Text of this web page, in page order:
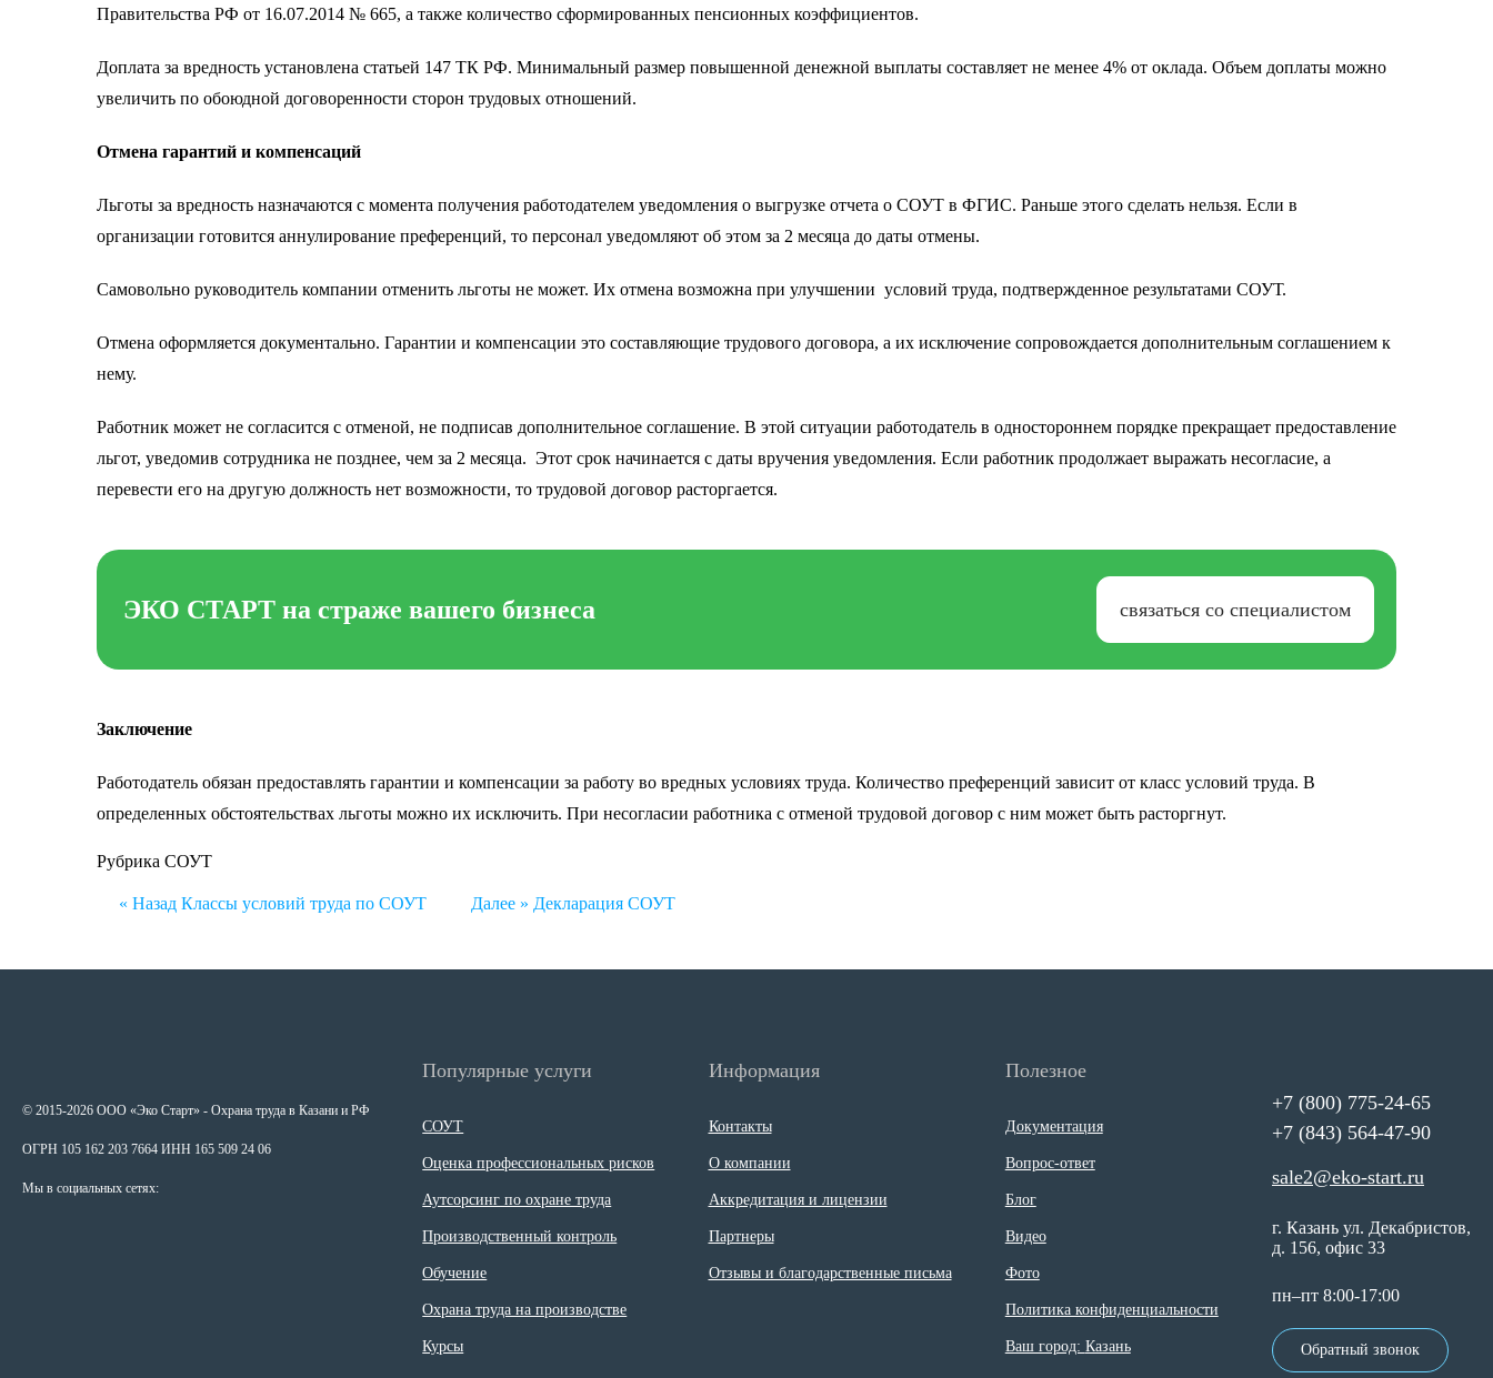
Правительства РФ от 16.07.2014 № 665, а также количество сформированных пенсионных коэффициентов.
Доплата за вредность установлена статьей 147 ТК РФ. Минимальный размер повышенной денежной выплаты составляет не менее 4% от оклада. Объем доплаты можно
увеличить по обоюдной договоренности сторон трудовых отношений.
Отмена гарантий и компенсаций
Льготы за вредность назначаются с момента получения работодателем уведомления о выгрузке отчета о СОУТ в ФГИС. Раньше этого сделать нельзя. Если в
организации готовится аннулирование преференций, то персонал уведомляют об этом за 2 месяца до даты отмены.
Самовольно руководитель компании отменить льготы не может. Их отмена возможна при улучшении условий труда, подтвержденное результатами СОУТ.
Отмена оформляется документально. Гарантии и компенсации это составляющие трудового договора, а их исключение сопровождается дополнительным соглашением к
нему.
Работник может не согласится с отменой, не подписав дополнительное соглашение. В этой ситуации работодатель в одностороннем порядке прекращает предоставление
льгот, уведомив сотрудника не позднее, чем за 2 месяца. Этот срок начинается с даты вручения уведомления. Если работник продолжает выражать несогласие, а
перевести его на другую должность нет возможности, то трудовой договор расторгается.
ЭКО СТАРТ на страже вашего бизнеса связаться со специалистом
Заключение
Работодатель обязан предоставлять гарантии и компенсации за работу во вредных условиях труда. Количество преференций зависит от класс условий труда. В
определенных обстоятельствах льготы можно их исключить. При несогласии работника с отменой трудовой договор с ним может быть расторгнут.
Рубрика СОУТ
Навигация
« Назад Классы условий труда по СОУТ Далее » Декларация СОУТ
© 2015-2026 ООО «Эко Старт» - Охрана труда в Казани и РФ
ОГРН 105 162 203 7664 ИНН 165 509 24 06
Мы в социальных сетях:
Популярные услуги
СОУТ
Оценка профессиональных рисков
Аутсорсинг по охране труда
Производственный контроль
Обучение
Охрана труда на производстве
Курсы
Информация
Контакты
О компании
Аккредитация и лицензии
Партнеры
Отзывы и благодарственные письма
Полезное
Документация
Вопрос-ответ
Блог
Видео
Фото
Политика конфиденциальности
Ваш город: Казань
+7 (800) 775-24-65
+7 (843) 564-47-90
sale2@eko-start.ru
г. Казань ул. Декабристов,
д. 156, офис 33
пн–пт 8:00-17:00
Обратный звонок